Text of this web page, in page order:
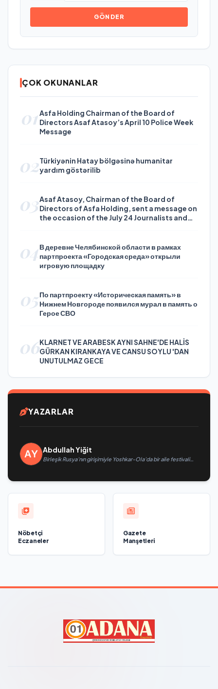
GÖNDER
ÇOK OKUNANLAR
01 Asfa Holding Chairman of the Board of
Directors Asaf Atasoy’s April 10 Police Week
Message
02Türkiyənin Hatay bölgəsinə humanitar
yardım göstərilib
03Asaf Atasoy, Chairman of the Board of
Directors of Asfa Holding, sent a message on
the occasion of the July 24 Journalists and
04В деревне Челябинской области в рамках
партпроекта «Городская среда» открыли
игровую площадку
05По партпроекту «Историческая память» в
Нижнем Новгороде появился мурал в память о
Герое СВО
06KLARNET VE ARABESK AYNI SAHNE'DE HALİS
GÜRKAN KIRANKAYA VE CANSU SOYLU 'DAN
UNUTULMAZ GECE
YAZARLAR
Abdullah Yiğit
Birleşik Rusya’nın girişimiyle Yoshkar-Ola’da bir aile festivali
Nöbetçi
Eczaneler
Gazete
Manşetleri